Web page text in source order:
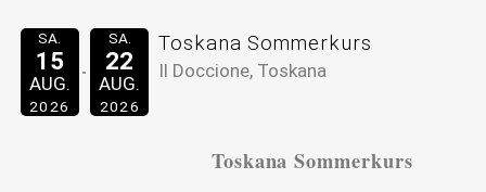
SA.
15
AUG.
2026
SA.
22
AUG.
2026
Toskana Sommerkurs
Il Doccione, Toskana
Toskana Sommerkurs